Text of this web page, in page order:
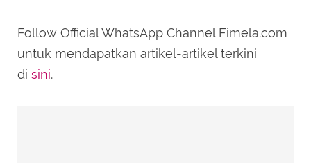
Follow Official WhatsApp Channel Fimela.com
untuk mendapatkan artikel-artikel terkini
di sini.